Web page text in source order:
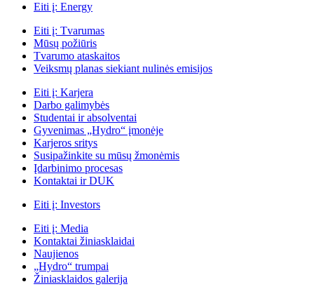
Eiti į: Energy
Eiti į: Tvarumas
Mūsų požiūris
Tvarumo ataskaitos
Veiksmų planas siekiant nulinės emisijos
Eiti į: Karjera
Darbo galimybės
Studentai ir absolventai
Gyvenimas „Hydro“ įmonėje
Karjeros sritys
Susipažinkite su mūsų žmonėmis
Įdarbinimo procesas
Kontaktai ir DUK
Eiti į: Investors
Eiti į: Media
Kontaktai žiniasklaidai
Naujienos
„Hydro“ trumpai
Žiniasklaidos galerija